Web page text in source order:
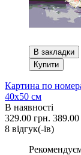
В закладки
Купити
Картина по
40x50 см
В наявності
329.00 грн. 389.00
8 вiдгук(-iв)